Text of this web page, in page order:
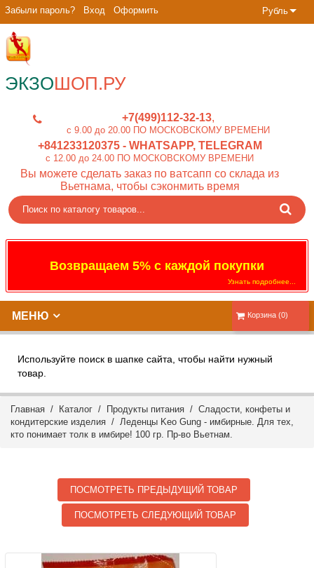
Рубль
Забыли пароль? Вход Оформить
ЭКЗОШОП.РУ
+7(499)112-32-13
c 9.00 до 20.00 ПО МОСКОВСКОМУ ВРЕМЕНИ
+841233120375- WHATSAPP, TELEGRAM
c 12.00 до 24.00 ПО МОСКОВСКОМУ ВРЕМЕНИ
Вы можете сделать заказ по ватсапп со склада из
Вьетнама, чтобы сэконмить время
Возвращаем 5% с каждой покупки
Узнать подробнее...
Корзина (0)
МЕНЮ
Используйте поиск в шапке сайта, чтобы найти нужный
товар.
Главная / Каталог / Продукты питания / Сладости, конфеты и
кондитерские изделия / Леденцы Keo Gung - имбирные. Для тех,
кто понимает толк в имбире! 100 гр. Пр-во Вьетнам.
ПОСМОТРЕТЬ ПРЕДЫДУЩИЙ ТОВАР
ПОСМОТРЕТЬ СЛЕДУЮЩИЙ ТОВАР